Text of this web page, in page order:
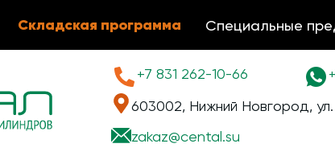
Складская программа Специальные
+7 831 262-10-66
603002, Нижний Новгород,
zakaz@cental.su